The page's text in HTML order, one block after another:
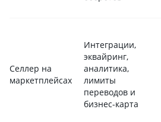
Селлер на
маркетплейсах
Интеграции,
эквайринг,
аналитика,
лимиты
переводов и
бизнес-карта